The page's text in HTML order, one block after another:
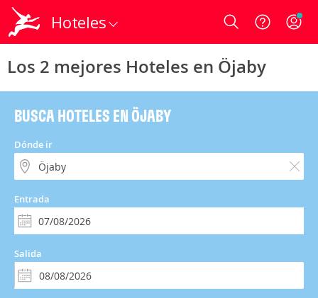
Hoteles Login
Los 2 mejores Hoteles en Öjaby
BUSCA HOTELES EN ÖJABY
Dónde ir
Entrada
Salida